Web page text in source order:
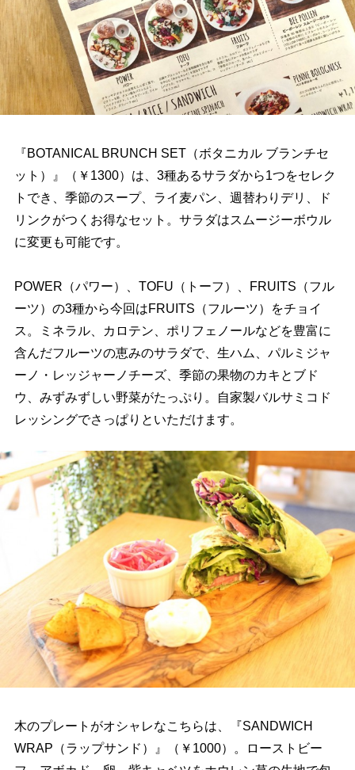
『BOTANICAL BRUNCH SET（ボタニカル ブランチセ
ット）』（￥1300）は、3種あるサラダから1つをセレク
トでき、季節のスープ、ライ麦パン、週替わりデリ、ド
リンクがつくお得なセット。サラダはスムージーボウル
に変更も可能です。
POWER（パワー）、TOFU（トーフ）、FRUITS（フル
ーツ）の3種から今回はFRUITS（フルーツ）をチョイ
ス。ミネラル、カロテン、ポリフェノールなどを豊富に
含んだフルーツの恵みのサラダで、生ハム、パルミジャ
ーノ・レッジャーノチーズ、季節の果物のカキとブド
ウ、みずみずしい野菜がたっぷり。自家製バルサミコド
レッシングでさっぱりといただけます。
木のプレートがオシャレなこちらは、『SANDWICH
WRAP（ラップサンド）』（￥1000）。ローストビー